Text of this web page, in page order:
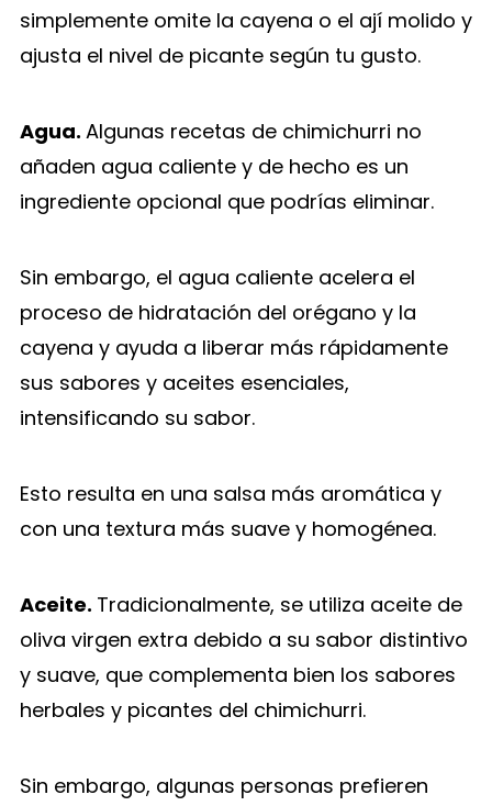
simplemente omite la cayena o el ají molido y
ajusta el nivel de picante según tu gusto.
Agua. Algunas recetas de chimichurri no
añaden agua caliente y de hecho es un
ingrediente opcional que podrías eliminar.
Sin embargo, el agua caliente acelera el
proceso de hidratación del orégano y la
cayena y ayuda a liberar más rápidamente
sus sabores y aceites esenciales,
intensificando su sabor.
Esto resulta en una salsa más aromática y
con una textura más suave y homogénea.
Aceite. Tradicionalmente, se utiliza aceite de
oliva virgen extra debido a su sabor distintivo
y suave, que complementa bien los sabores
herbales y picantes del chimichurri.
Sin embargo, algunas personas prefieren